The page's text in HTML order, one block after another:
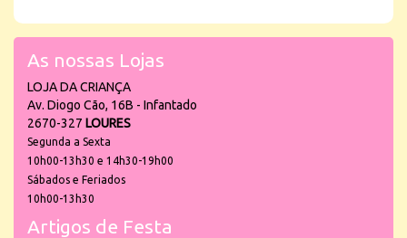
As nossas Lojas
LOJA DA CRIANÇA
Av. Diogo Cão, 16B - Infantado
2670-327 LOURES
Segunda a Sexta
10h00-13h30 e 14h30-19h00
Sábados e Feriados
10h00-13h30
Artigos de Festa